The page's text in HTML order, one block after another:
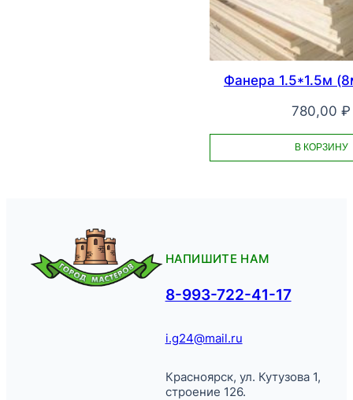
Фанера 1.5*1.5м
780,00 ₽
В КОРЗИНУ
НАПИШИТЕ НАМ
8-993-722-41-17
i.g24@mail.ru
Красноярск, ул. Кутузова 1,
строение 126.